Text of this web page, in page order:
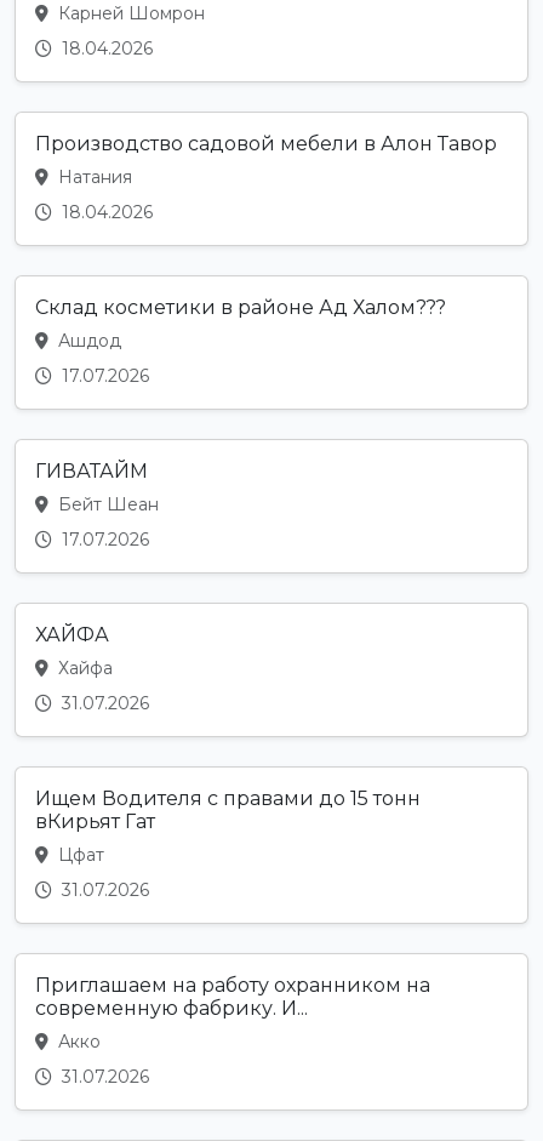
Карней Шомрон
18.04.2026
Производство садовой мебели в Алон Тавор
Натания
18.04.2026
Склад косметики в районе Ад Халом???
Ашдод
17.07.2026
ГИВАТАЙМ
Бейт Шеан
17.07.2026
ХАЙФА
Хайфа
31.07.2026
Ищем Водителя с правами до 15 тонн
вКирьят Гат
Цфат
31.07.2026
Приглашаем на работу охранником на
современную фабрику. И...
Акко
31.07.2026